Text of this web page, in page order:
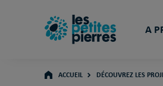
A
ACCUEIL DÉCOUVREZ LES